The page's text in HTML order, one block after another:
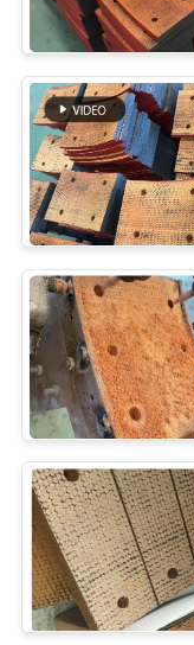
Seal